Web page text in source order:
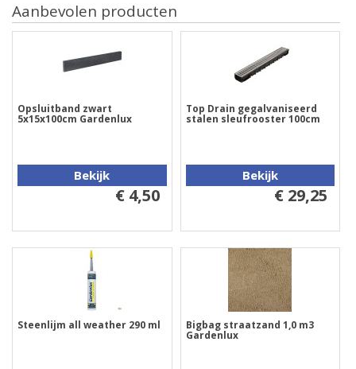
Aanbevolen producten
Opsluitband zwart
5x15x100cm Gardenlux
Bekijk
€ 4,50
Top Drain gegalvaniseerd
stalen sleufrooster 100cm
Bekijk
€ 29,25
Steenlijm all weather 290 ml Bigbag straatzand 1,0 m3
Gardenlux